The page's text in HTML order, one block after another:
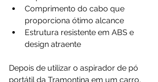
Comprimento do cabo que
proporciona ótimo alcance
Estrutura resistente em ABS e
design atraente
Depois de utilizar o aspirador de pó
portátil da Tramontina em um carro,